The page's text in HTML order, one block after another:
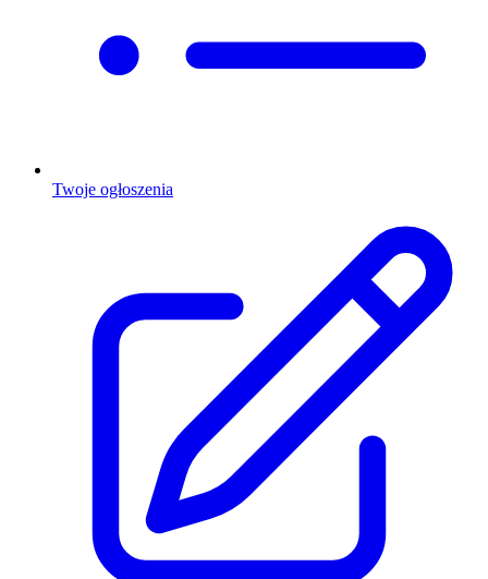
Twoje ogłoszenia